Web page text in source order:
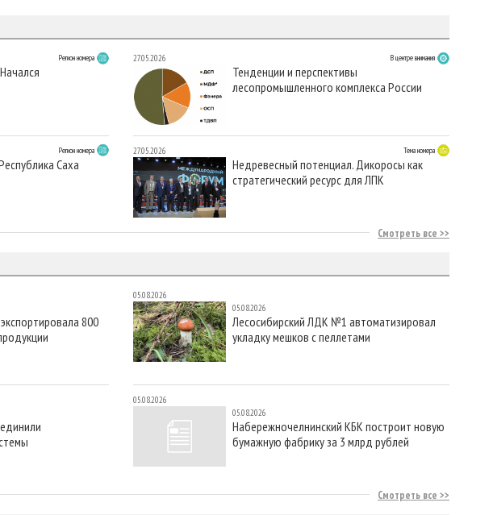
Регион номера
Регион номера
Саха
27.05.2026 В центре внимания
Тенденции и перспективы
лесопромышленного комплекса России
27.05.2026 Тема номера
Недревесный потенциал. Дикоросы как
стратегический ресурс для ЛПК
Смотреть все
800
05.08.2026
05.08.2026
Лесосибирский ЛДК №1 автоматизировал
укладку мешков с пеллетами
05.08.2026
05.08.2026
Набережночелнинский КБК построит новую
бумажную фабрику за 3 млрд рублей
Смотреть все